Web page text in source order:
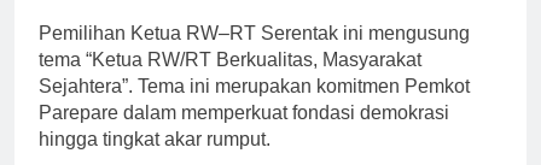
Pemilihan Ketua RW–RT Serentak ini mengusung
tema “Ketua RW/RT Berkualitas, Masyarakat
Sejahtera”. Tema ini merupakan komitmen Pemkot
Parepare dalam memperkuat fondasi demokrasi
hingga tingkat akar rumput.